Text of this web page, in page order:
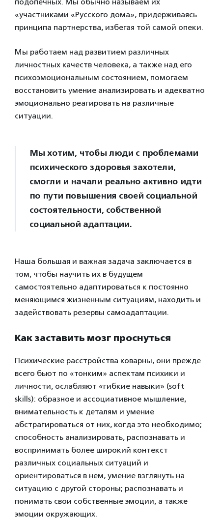
«участниками «Русского дома», придерживаясь
принципа партнерства, избегая той самой опеки.
Мы работаем над развитием различных
личностных качеств человека, а также над его
психоэмоциональным состоянием, помогаем
восстановить умение анализировать и адекватно
эмоционально реагировать на различные
ситуации.
Мы хотим, чтобы люди с проблемами
психического здоровья захотели,
смогли и начали реально активно идти
по пути повышения своей социальной
состоятельности, собственной
социальной адаптации.
Наша большая и важная задача заключается в
том, чтобы научить их в будущем
самостоятельно адаптироваться к постоянно
меняющимся жизненным ситуациям, находить и
задействовать резервы самоадаптации.
Как заставить мозг проснуться
Психические расстройства коварны, они прежде
всего бьют по «тонким» аспектам психики и
личности, ослабляют «гибкие навыки» (soft
skills): образное и ассоциативное мышление,
внимательность к деталям и умение
абстрагироваться от них, когда это необходимо;
способность анализировать, распознавать и
воспринимать более широкий контекст
различных социальных ситуаций и
ориентироваться в нем, умение взглянуть на
ситуацию с другой стороны; распознавать и
понимать свои собственные эмоции, а также
эмоции окружающих.